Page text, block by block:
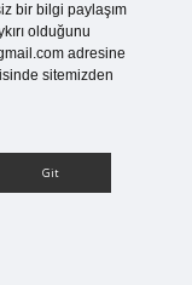
bir bilgi paylaşım
olduğunu
adresine
sitemizden